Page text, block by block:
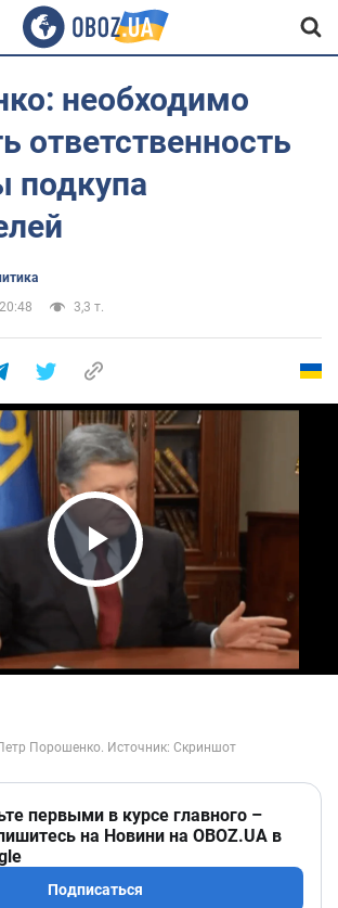
необходимо
ответственность
подкупа
3,3 т.
Play Video
первыми в курсе главного –
на Новини на OBOZ.UA в
Подписаться